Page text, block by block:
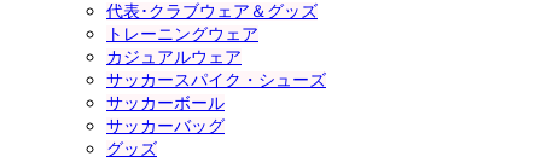
代表･クラブウェア＆グッズ
トレーニングウェア
カジュアルウェア
サッカースパイク・シューズ
サッカーボール
サッカーバッグ
グッズ